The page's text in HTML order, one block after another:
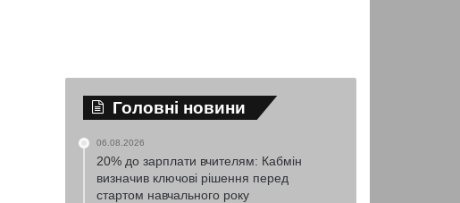
Головні новини
06.08.2026
20% до зарплати вчителям: Кабмін
визначив ключові рішення перед
стартом навчального року